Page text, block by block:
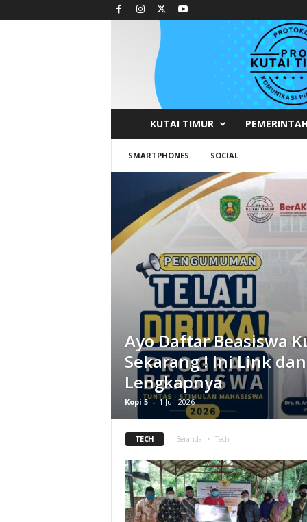
r
t
k
&
K
u
n
KUTAI TIMUR
SMARTPHONES SOCIAL
Ayo Daftar Beasiswa
Sekarang ! Ini Link
Lengkapnya
Kopi 5 - 1 Juli 2026
TECH Beranda Tech